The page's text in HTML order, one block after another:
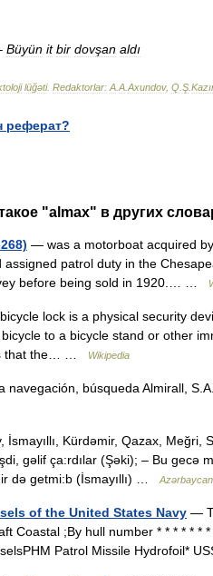
Büyün it bir dovşan aldı
lüğəti. Redaktorlar: A A Axundov, Q Ş
реферат?
"almax" в других
— was a motorboat acquired
assigned patrol duty in the
before being sold in 1920.… …
lock is a physical security
to a bicycle stand or other
that the… …
Wikipedia
navegación, búsqueda Almirall,
Kürdəmir, Qazax, Meğri,
gəlif ça:rdılar (Şəki); – Bu gecə
də getmi:b (İsmayıllı) …
of the United States Navy —
Coastal ;By hull number * * * * * *
Patrol Missile Hydrofoil*